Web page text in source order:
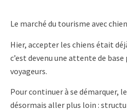
Le marché du tourisme avec
Hier, accepter les chiens était
c’est devenu une attente de
voyageurs.
Pour continuer à se démarquer,
désormais aller plus loin :